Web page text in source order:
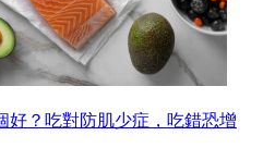
好？吃對防肌少症，吃錯恐增